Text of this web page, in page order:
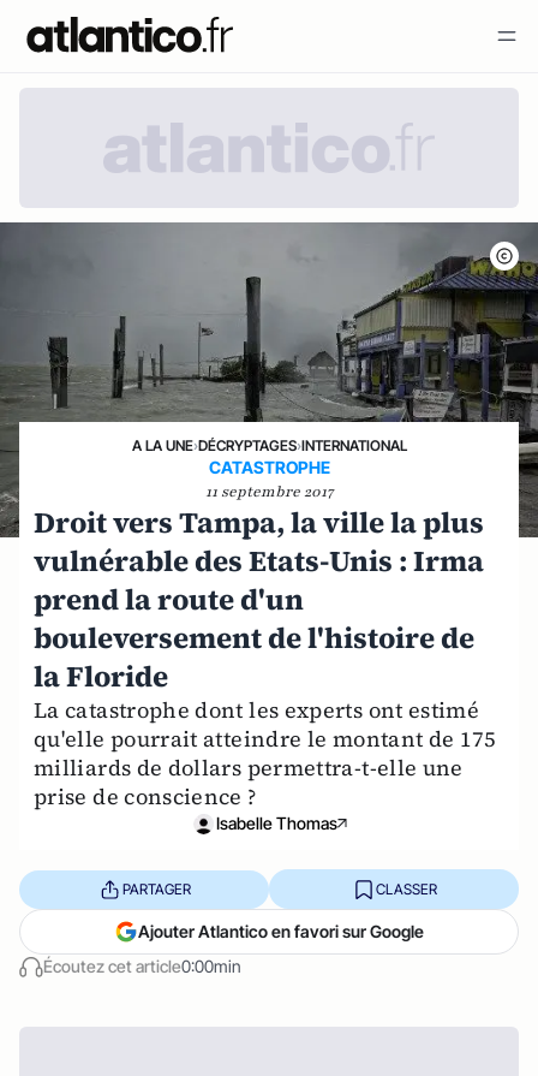
A LA UNE›DÉCRYPTAGES›INTERNATIONAL
CATASTROPHE
11 septembre 2017
Droit vers Tampa, la ville la plus
vulnérable des Etats-Unis : Irma
prend la route d'un
bouleversement de l'histoire de
la Floride
La catastrophe dont les experts ont estimé
qu'elle pourrait atteindre le montant de 175
milliards de dollars permettra-t-elle une
prise de conscience ?
Isabelle Thomas
Écoutez cet article0:00min
PARTAGER CLASSER
Ajouter Atlantico en favori sur Google